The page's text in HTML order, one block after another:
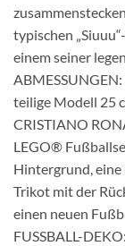
typischen
einem seiner
teilige Modell 25
CRISTIANO
LEGO®
Hintergrund,
Trikot mit der
einen neuen
FUSSBALL-